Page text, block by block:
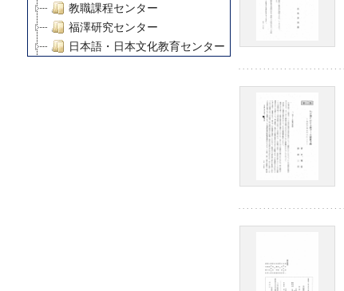
教職課程センター
福澤研究センター
日本語・日本文化教育センター
デジタルメディア・コンテンツ統合研究センター
グローバルリサーチインスティテュート